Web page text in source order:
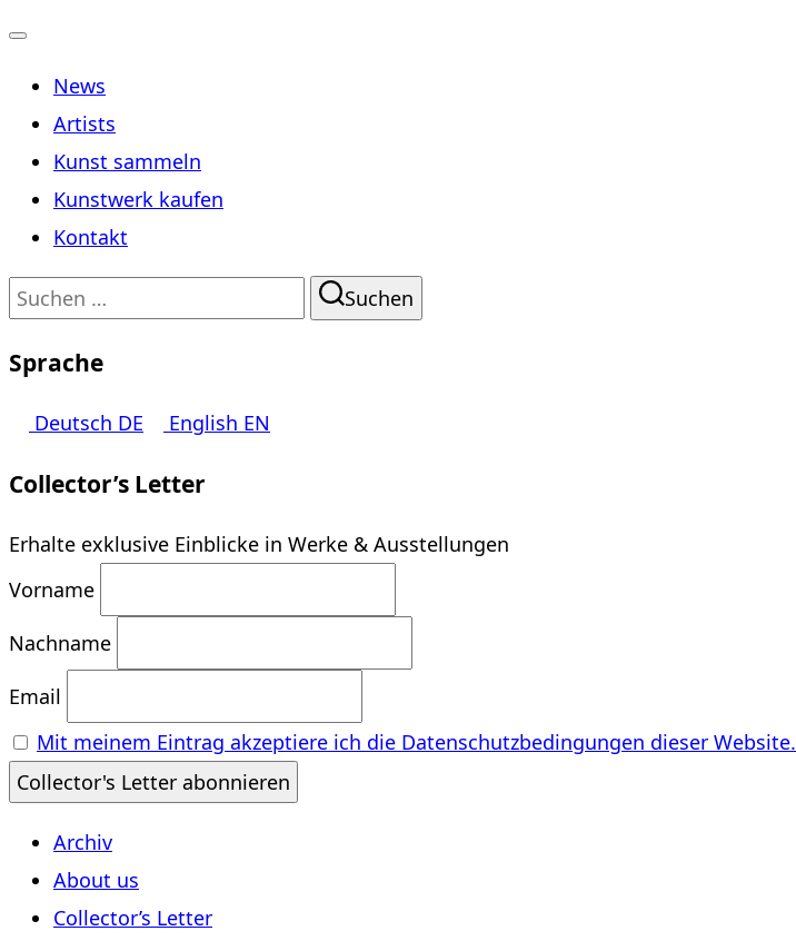
umschalten
News
Artists
Kunst sammeln
Kunstwerk kaufen
Kontakt
Suchen
Suchen
Sprache
Deutsch DE English EN
Collector’s Letter
Erhalte exklusive Einblicke in Werke & Ausstellungen
Vorname
Nachname
Email
Mit meinem Eintrag akzeptiere ich die Datenschutzbedingungen dieser Website.
Archiv
About us
Collector’s Letter